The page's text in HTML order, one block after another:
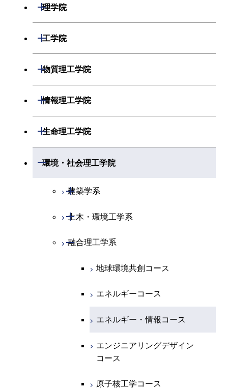
理学院
開閉
物理学コース
化学系
開閉
エネルギー・情報コース
物質・情報卓越コース
地球生命コース
専門科目
工学院
開閉
機械系
開閉
エネルギーコース
エンジニアリングデザイン
ース
原子核工学コース
人間医療科学技術コース
システム制御コース
電気電子系
開閉
エネルギーコース
エネルギー・情報コース
ライフエンジニアリングコ
情報通信コース
エンジニアリングデザイン
ース
人間医療科学技術コース
経営工学系
開閉
経営工学コース
エンジニアリングデザイン
専門科目
物質理工学院
開閉
材料系
開閉
エネルギーコース
ース
原子核工学コース
人間医療科学技術コース
物質・情報卓越コース
応用化学コース
ース
原子核工学コース
地球生命コース
人間医療科学技術コース
物質・情報卓越コース
専門科目
情報理工学院
開閉
数理・計算科学系
開閉
ース
知能情報コース
エネルギー・情報コース
人間医療科学技術コース
物質・情報卓越コース
生命理工学院
開閉
生命理工学系
開閉
生命理工学コース
ライフエンジニアリングコ
人間医療科学技術コース
専門科目
環境・社会理工学院
開閉
建築学系
開閉
建築学コース
エンジニアリングデザイン
土木・環境工学系
開閉
土木工学コース
エンジニアリングデザイン
融合理工学系
開閉
地球環境共創コース
エネルギーコース
エネルギー・情報コース
エンジニアリングデザイン
コース
原子核工学コース